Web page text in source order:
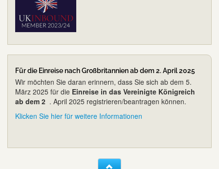
Für die Einreise nach Großbritannien ab dem 2. April 2025
Wir möchten Sie daran erinnern, dass Sie sich ab dem 5.
März 2025 für die Einreise in das Vereinigte Königreich
ab dem 2 . April 2025 registrieren/beantragen können.
Klicken Sie hier für weitere Informationen